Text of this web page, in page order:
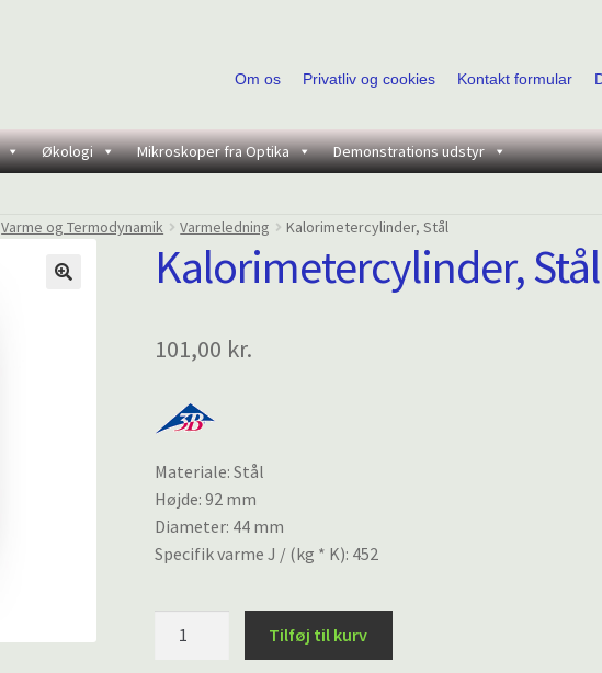
Om os Privatliv og cookies Kontakt formular
Økologi Mikroskoper fra Optika Demonstrations udstyr
Varme og Termodynamik Varmeledning Kalorimetercylinder, Stål
Kalorimetercylinder, Stål
101,00 kr.
Materiale: Stål
Højde: 92 mm
Diameter: 44 mm
Specifik varme J / (kg * K): 452
Tilføj til kurv